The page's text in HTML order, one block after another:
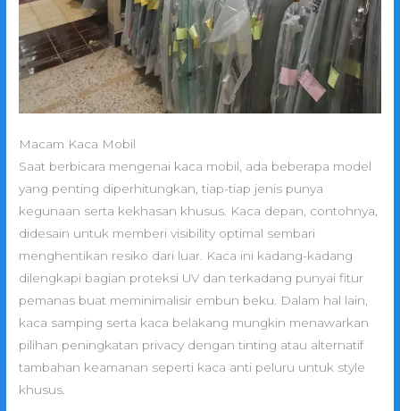
Macam Kaca Mobil
Saat berbicara mengenai kaca mobil, ada beberapa model
yang penting diperhitungkan, tiap-tiap jenis punya
kegunaan serta kekhasan khusus. Kaca depan, contohnya,
didesain untuk memberi visibility optimal sembari
menghentikan resiko dari luar. Kaca ini kadang-kadang
dilengkapi bagian proteksi UV dan terkadang punyai fitur
pemanas buat meminimalisir embun beku. Dalam hal lain,
kaca samping serta kaca belakang mungkin menawarkan
pilihan peningkatan privacy dengan tinting atau alternatif
tambahan keamanan seperti kaca anti peluru untuk style
khusus.